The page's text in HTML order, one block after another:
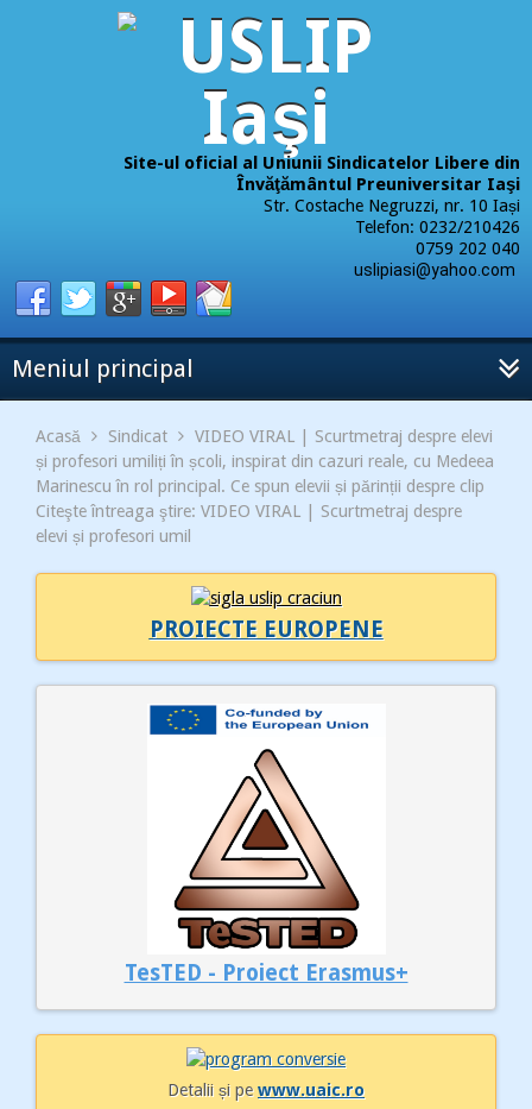
Site-ul oficial al Uniunii Sindicatelor Libere din
Învăţământul Preuniversitar Iaşi
Str. Costache Negruzzi, nr. 10 Iași
Telefon: 0232/210426
0759 202 040
uslipiasi@yahoo.com
Meniul principal
Acasă Sindicat
VIDEO VIRAL | Scurtmetraj despre elevi
și profesori umiliți în școli, inspirat din cazuri reale, cu Medeea
Marinescu în rol principal. Ce spun elevii și părinții despre clip
Citeşte întreaga ştire: VIDEO VIRAL | Scurtmetraj despre
elevi și profesori umil
PROIECTE EUROPENE
TesTED - Proiect Erasmus+
Detalii și pewww.uaic.ro